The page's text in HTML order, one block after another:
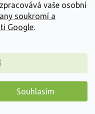
vaše osobní
soukromí a
Google.
Souhlasím
'Ferdinand Pichard'je
pohledy
včel je tu série
zářivý
. Tato růže s
červení a kvete
podzimu.
dárek